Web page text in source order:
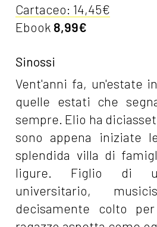
Cartaceo: 14,45€
Ebook 8,99€
Sinossi
Vent'anni fa, un'estate
quelle estati che
sempre. Elio ha
sono appena iniziate
splendida villa di
ligure. Figlio di
universitario,
decisamente colto